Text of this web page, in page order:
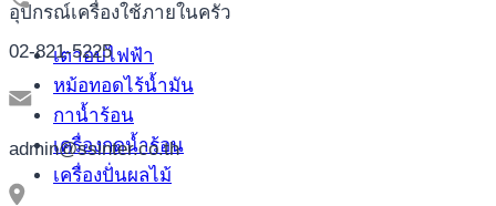
อุปกรณ์เครื่องใช้ภายในครัว
เตาอบไฟฟ้า
หม้อทอดไร้น้ำมัน
กาน้ำร้อน
เครื่องกดน้ำร้อน
เครื่องปั่นผลไม้
02-821-5225
admin@ssinter.co.th